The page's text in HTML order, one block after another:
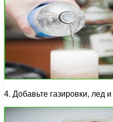
4. Добавьте газировки, лед